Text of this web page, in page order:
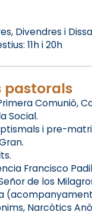
Divendres i
11h i 20h
Comunió,
Social.
i pre-
Francisco
de los
Narcòtics